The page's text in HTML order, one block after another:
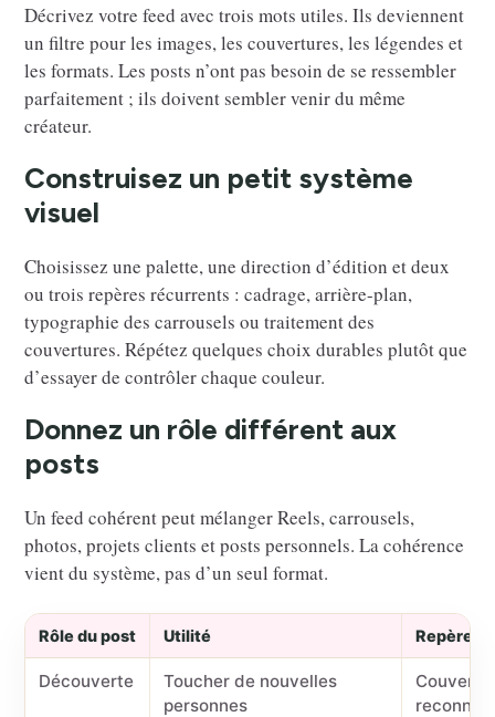
Décrivez votre feed avec trois mots utiles. Ils deviennent
un filtre pour les images, les couvertures, les légendes et
les formats. Les posts n’ont pas besoin de se ressembler
parfaitement ; ils doivent sembler venir du même
créateur.
Construisez un petit système
visuel
Choisissez une palette, une direction d’édition et deux
ou trois repères récurrents : cadrage, arrière-plan,
typographie des carrousels ou traitement des
couvertures. Répétez quelques choix durables plutôt que
d’essayer de contrôler chaque couleur.
Donnez un rôle différent aux
posts
Un feed cohérent peut mélanger Reels, carrousels,
photos, projets clients et posts personnels. La cohérence
vient du système, pas d’un seul format.
Rôle du post Utilité Repère
Découverte
Toucher de nouvelles
personnes